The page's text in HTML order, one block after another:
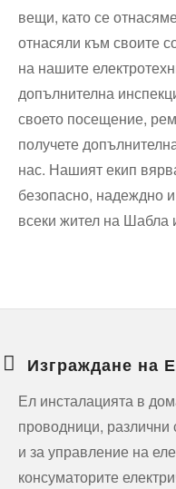
вещи, като се
отнасяли към своите
на нашите
допълнителна
своето посещение,
получете
нас. Нашият екип
безопасно, надеждно
всеки жител на Шабла
Изграждане на
Ел инсталацията в
проводници,
и за управление на
консуматорите